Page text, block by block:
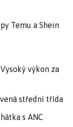
Temu a Shein
výkon za
střední třída
s ANC